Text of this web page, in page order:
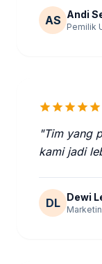
AS Andi
Pemilik
starstarstarstarstar
"Tim yang
kami jadi
DL Dewi